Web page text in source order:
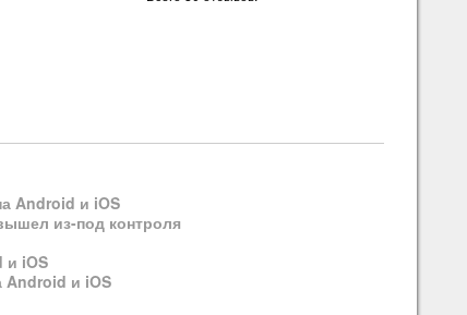
Android и iOS
из-под контроля
и iOS
Android и iOS